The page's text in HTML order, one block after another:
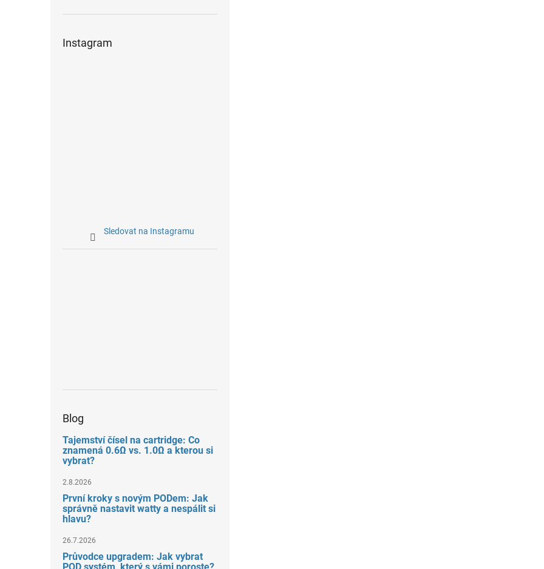
Instagram
Sledovat na Instagramu
Blog
Tajemství čísel na cartridge: Co
znamená 0.6Ω vs. 1.0Ω a kterou si
vybrat?
2.8.2026
První kroky s novým PODem: Jak
správně nastavit watty a nespálit si
hlavu?
26.7.2026
Průvodce upgradem: Jak vybrat